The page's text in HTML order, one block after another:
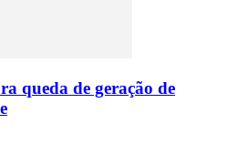
queda de geração de